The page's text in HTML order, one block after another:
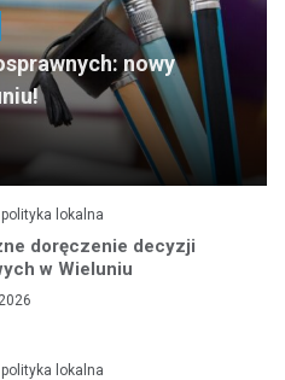
nowy
lokalna
doręczenie decyzji
w Wieluniu
lokalna